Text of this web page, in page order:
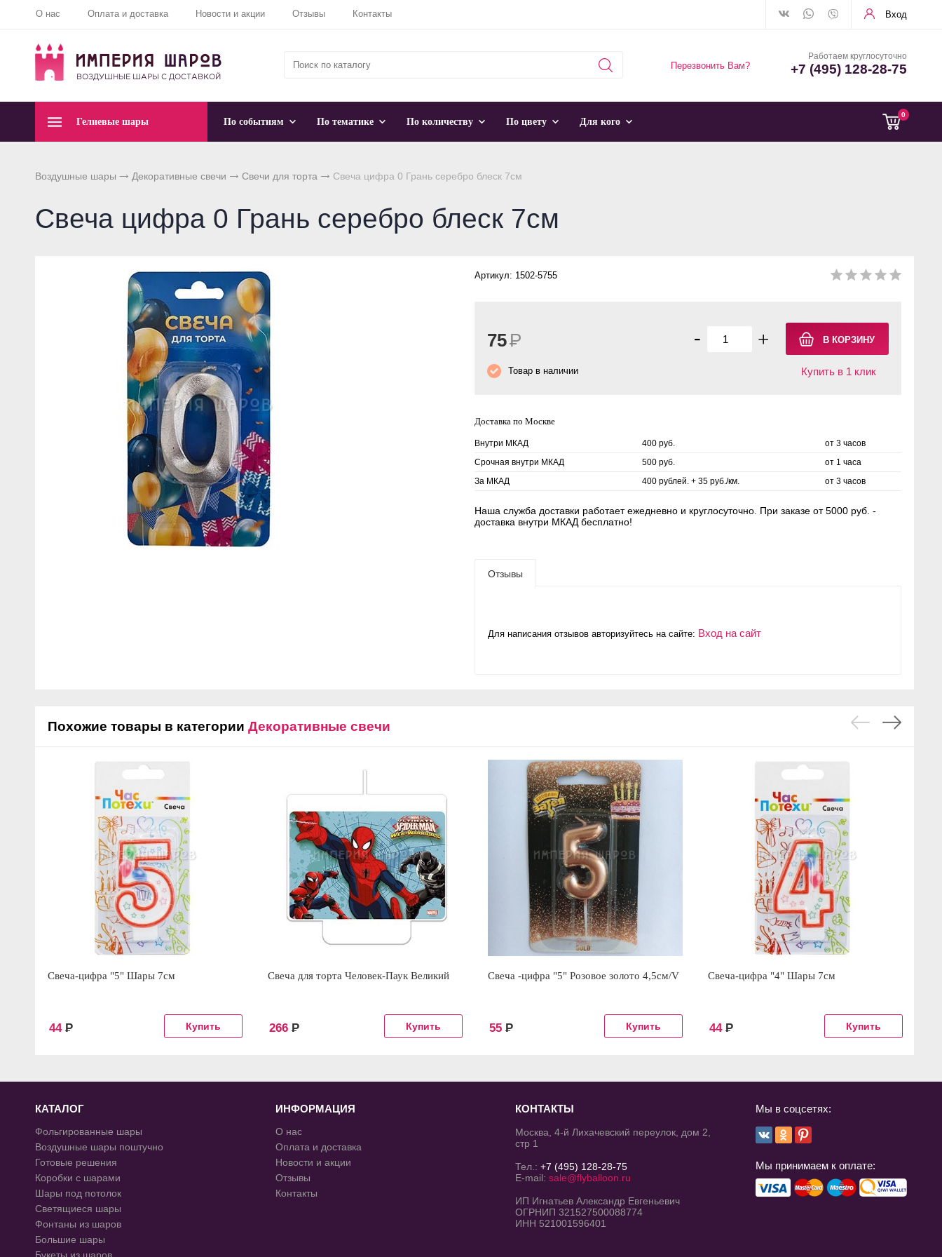
О нас Оплата и доставка Новости и акции Отзывы Контакты Вход
Перезвонить Вам?
Работаем круглосуточно
+7 (495) 128-28-75
0
Гелиевые шары По событиям По тематике По количеству По цвету Для кого
Воздушные шары Декоративные свечи Свечи для торта Свеча цифра 0 Грань серебро блеск 7см
Свеча цифра 0 Грань серебро блеск 7см
Артикул: 1502-5755
- +
Купить в 1 клик
75Р
Товар в наличии
Доставка по Москве
Внутри МКАД 400 руб.
от 3 часов
Срочная внутри МКАД
500 руб.
от 1 часа
За МКАД
400 рублей. + 35 руб./км. от 3 часов
Наша служба доставки работает ежедневно и круглосуточно. При заказе от 5000 руб. -
доставка внутри МКАД бесплатно!
Отзывы
Для написания отзывов авторизуйтесь на сайте: Вход на сайт
Похожие товары в категории Декоративные свечи
Свеча-цифра "5" Шары 7см
44 Р
Свеча для торта Человек-Паук Великий
266 Р
Свеча -цифра "5" Розовое золото 4,5см/V
55 Р
Свеча-цифра "4" Шары 7см
44 Р
КАТАЛОГ
Фольгированные шары
Воздушные шары поштучно
Готовые решения
Коробки с шарами
Шары под потолок
Светящиеся шары
Фонтаны из шаров
Большие шары
ИНФОРМАЦИЯ
О нас
Оплата и доставка
Новости и акции
Отзывы
Контакты
КОНТАКТЫ
Москва, 4-й Лихачевский переулок, дом 2,
стр 1
Тел.:+7 (495) 128-28-75
E-mail:sale@flyballoon.ru
ИП Игнатьев Александр Евгеньевич
ОГРНИП 321527500088774
ИНН 521001596401
Мы в соцсетях:
Мы принимаем к оплате: